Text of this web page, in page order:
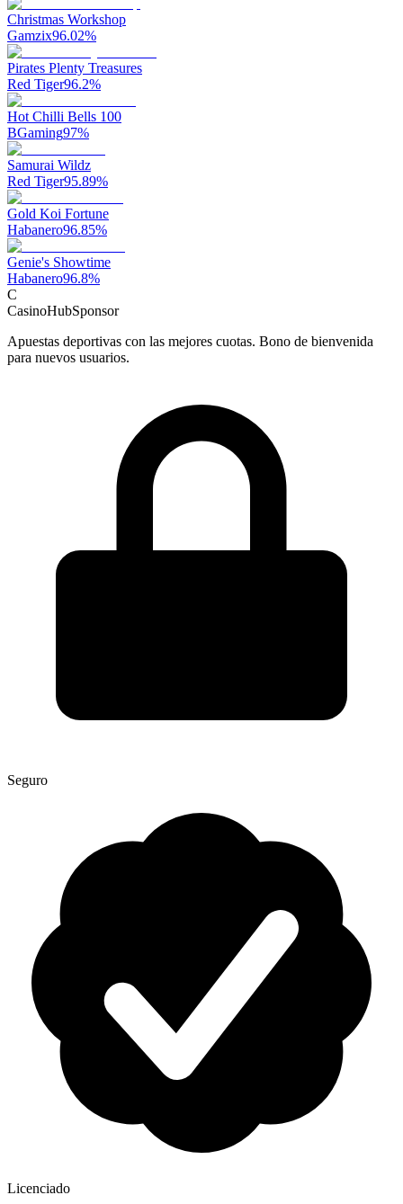
Christmas Workshop
Gamzix96.02%
Pirates Plenty Treasures
Red Tiger96.2%
Hot Chilli Bells 100
BGaming97%
Samurai Wildz
Red Tiger95.89%
Gold Koi Fortune
Habanero96.85%
Genie's Showtime
Habanero96.8%
C
CasinoHubSponsor
Apuestas deportivas con las mejores cuotas. Bono de bienvenida
para nuevos usuarios.
Seguro
Licenciado